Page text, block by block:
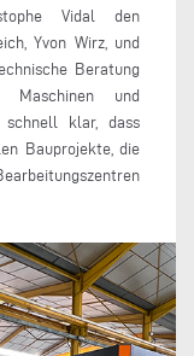
Vidal den
Yvon Wirz, und
Beratung
und
klar, dass
Bauprojekte, die